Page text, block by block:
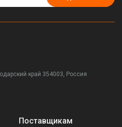
край 354003, Россия
Поставщикам